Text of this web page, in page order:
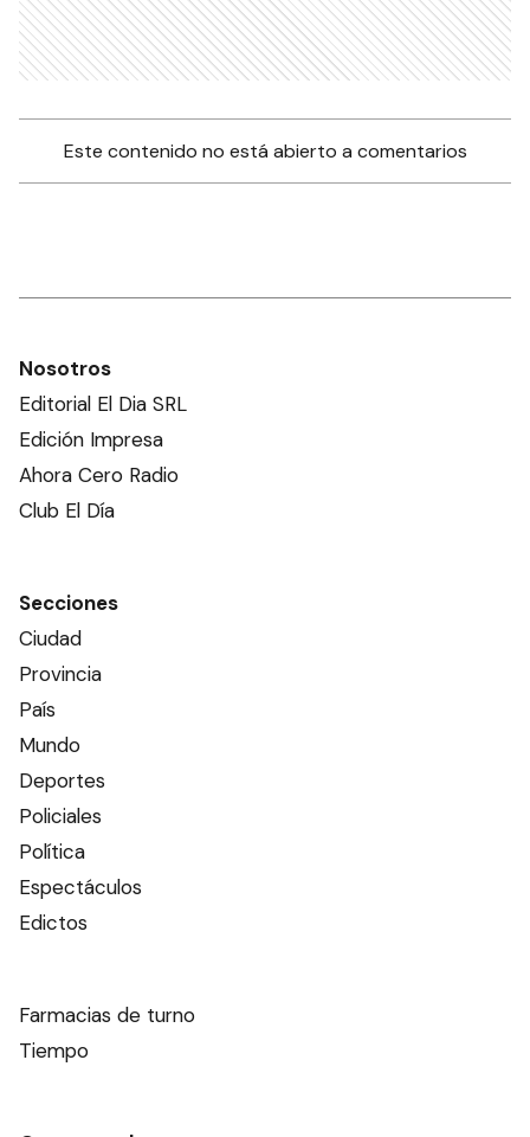
Este contenido no está abierto a comentarios
Nosotros
Editorial El Dia SRL
Edición Impresa
Ahora Cero Radio
Club El Día
Secciones
Ciudad
Provincia
País
Mundo
Deportes
Policiales
Política
Espectáculos
Edictos
Farmacias de turno
Tiempo